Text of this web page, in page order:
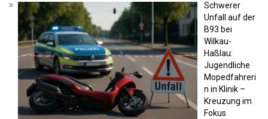
Schwerer
Unfall auf der
B93 bei
Wilkau-
Haßlau:
Jugendliche
Mopedfahreri
n in Klinik –
Kreuzung im
Fokus